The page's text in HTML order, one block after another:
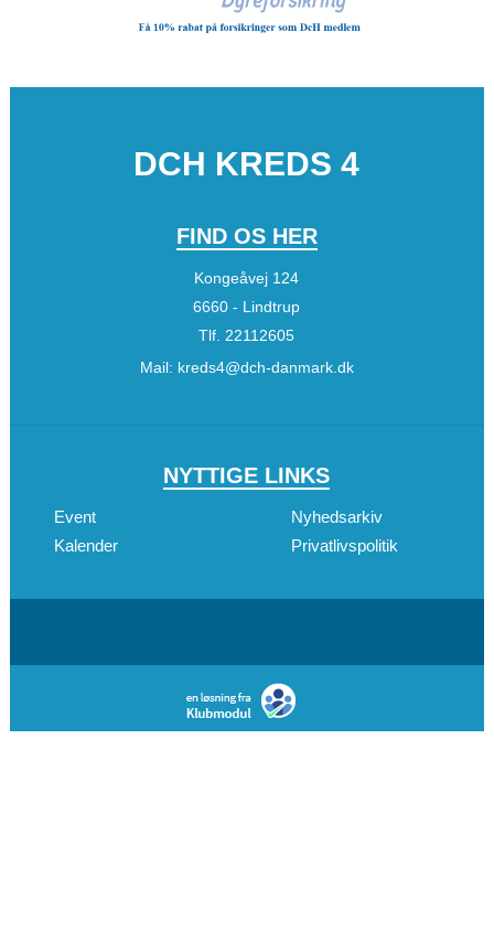
DCH KREDS 4
FIND OS HER
Kongeåvej 124
6660 - Lindtrup
Tlf. 22112605
Mail: kreds4@dch-danmark.dk
NYTTIGE LINKS
Event
Nyhedsarkiv
Kalender
Privatlivspolitik